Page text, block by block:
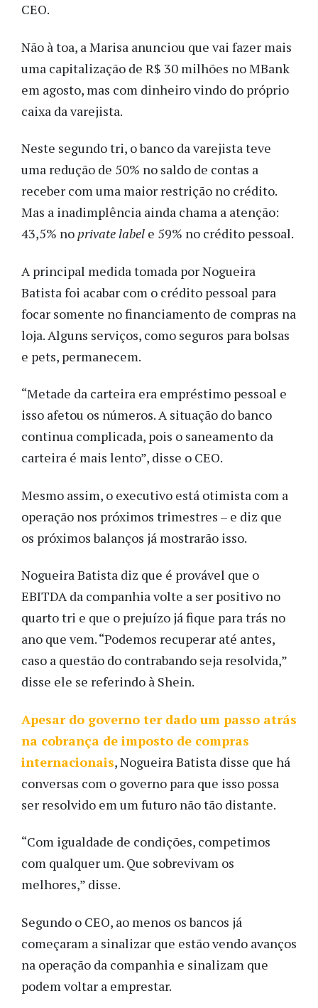
CEO.
Não à toa, a Marisa anunciou que vai fazer mais
uma capitalização de R$ 30 milhões no MBank
em agosto, mas com dinheiro vindo do próprio
caixa da varejista.
Neste segundo tri, o banco da varejista teve
uma redução de 50% no saldo de contas a
receber com uma maior restrição no crédito.
Mas a inadimplência ainda chama a atenção:
43,5% no private label e 59% no crédito pessoal.
A principal medida tomada por Nogueira
Batista foi acabar com o crédito pessoal para
focar somente no financiamento de compras na
loja. Alguns serviços, como seguros para bolsas
e pets, permanecem.
“Metade da carteira era empréstimo pessoal e
isso afetou os números. A situação do banco
continua complicada, pois o saneamento da
carteira é mais lento”, disse o CEO.
Mesmo assim, o executivo está otimista com a
operação nos próximos trimestres – e diz que
os próximos balanços já mostrarão isso.
Nogueira Batista diz que é provável que o
EBITDA da companhia volte a ser positivo no
quarto tri e que o prejuízo já fique para trás no
ano que vem. “Podemos recuperar até antes,
caso a questão do contrabando seja resolvida,”
disse ele se referindo à Shein.
Apesar do governo ter dado um passo atrás
na cobrança de imposto de compras
internacionais, Nogueira Batista disse que há
conversas com o governo para que isso possa
ser resolvido em um futuro não tão distante.
“Com igualdade de condições, competimos
com qualquer um. Que sobrevivam os
melhores,” disse.
Segundo o CEO, ao menos os bancos já
começaram a sinalizar que estão vendo avanços
na operação da companhia e sinalizam que
podem voltar a emprestar.